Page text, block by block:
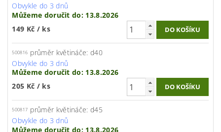
Obvykle do 3 dnů
Můžeme doručit do: 13.8.2026
149 Kč / ks
500816 průměr květináče: d40
Obvykle do 3 dnů
Můžeme doručit do: 13.8.2026
205 Kč / ks
500817 průměr květináče: d45
Obvykle do 3 dnů
Můžeme doručit do: 13.8.2026